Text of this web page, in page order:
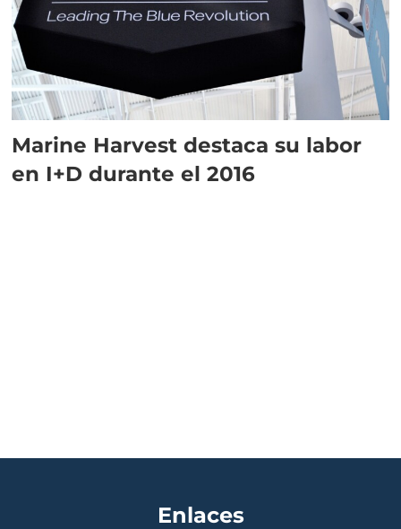
Marine Harvest destaca su labor
en I+D durante el 2016
Enlaces